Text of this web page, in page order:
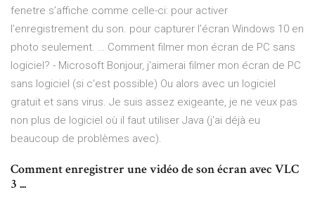
fenetre s’affiche comme celle-ci: pour activer
l’enregistrement du son. pour capturer l’écran Windows 10 en
photo seulement. … Comment filmer mon écran de PC sans
logiciel? - Microsoft Bonjour, j'aimerai filmer mon écran de PC
sans logiciel (si c'est possible) Ou alors avec un logiciel
gratuit et sans virus. Je suis assez exigeante, je ne veux pas
non plus de logiciel où il faut utiliser Java (j'ai déjà eu
beaucoup de problèmes avec).
Comment enregistrer une vidéo de son écran avec VLC
3 ...